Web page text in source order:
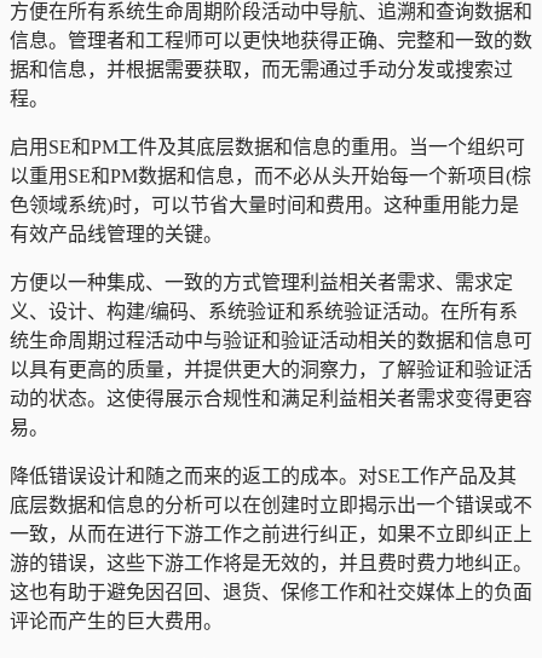
方便在所有系统生命周期阶段活动中导航、追溯和查询数据和
信息。管理者和工程师可以更快地获得正确、完整和一致的数
据和信息，并根据需要获取，而无需通过手动分发或搜索过
程。
启用SE和PM工件及其底层数据和信息的重用。当一个组织可
以重用SE和PM数据和信息，而不必从头开始每一个新项目(棕
色领域系统)时，可以节省大量时间和费用。这种重用能力是
有效产品线管理的关键。
方便以一种集成、一致的方式管理利益相关者需求、需求定
义、设计、构建/编码、系统验证和系统验证活动。在所有系
统生命周期过程活动中与验证和验证活动相关的数据和信息可
以具有更高的质量，并提供更大的洞察力，了解验证和验证活
动的状态。这使得展示合规性和满足利益相关者需求变得更容
易。
降低错误设计和随之而来的返工的成本。对SE工作产品及其
底层数据和信息的分析可以在创建时立即揭示出一个错误或不
一致，从而在进行下游工作之前进行纠正，如果不立即纠正上
游的错误，这些下游工作将是无效的，并且费时费力地纠正。
这也有助于避免因召回、退货、保修工作和社交媒体上的负面
评论而产生的巨大费用。